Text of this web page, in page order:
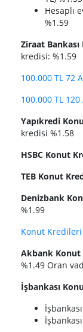
Hesaplı
%1.59
Ziraat
kredisi: %1.59
100.000 TL 72
100.000 TL
Yapıkredi
kredisi %1.58
HSBC Konut
TEB Konut
Denizbank
%1.99
Konut Kredileri
Akbank Konut
%1.49 Oran
İşbankası